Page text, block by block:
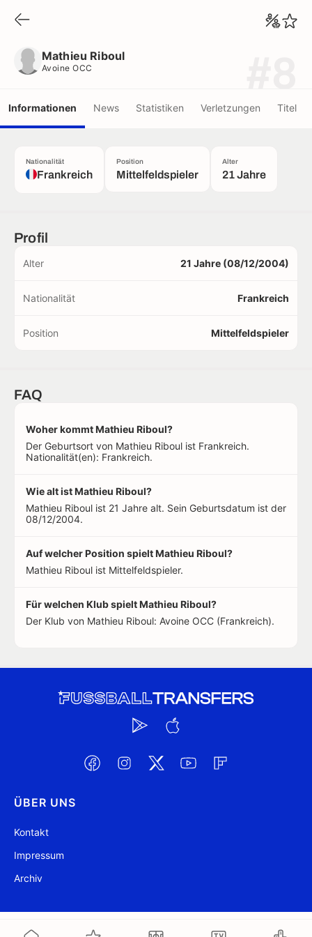
Mathieu Riboul
Avoine OCC
Informationen News Statistiken Verletzungen Titel
Nationalität
Frankreich
Position
Mittelfeldspieler
Alter
21 Jahre
Profil
Alter 21 Jahre (08/12/2004)
Nationalität Frankreich
Position Mittelfeldspieler
FAQ
Woher kommt Mathieu Riboul?
Der Geburtsort von Mathieu Riboul ist Frankreich.
Nationalität(en): Frankreich.
Wie alt ist Mathieu Riboul?
Mathieu Riboul ist 21 Jahre alt. Sein Geburtsdatum ist der
08/12/2004.
Auf welcher Position spielt Mathieu Riboul?
Mathieu Riboul ist Mittelfeldspieler.
Für welchen Klub spielt Mathieu Riboul?
Der Klub von Mathieu Riboul: Avoine OCC (Frankreich).
ÜBER UNS
Kontakt
Impressum
Archiv